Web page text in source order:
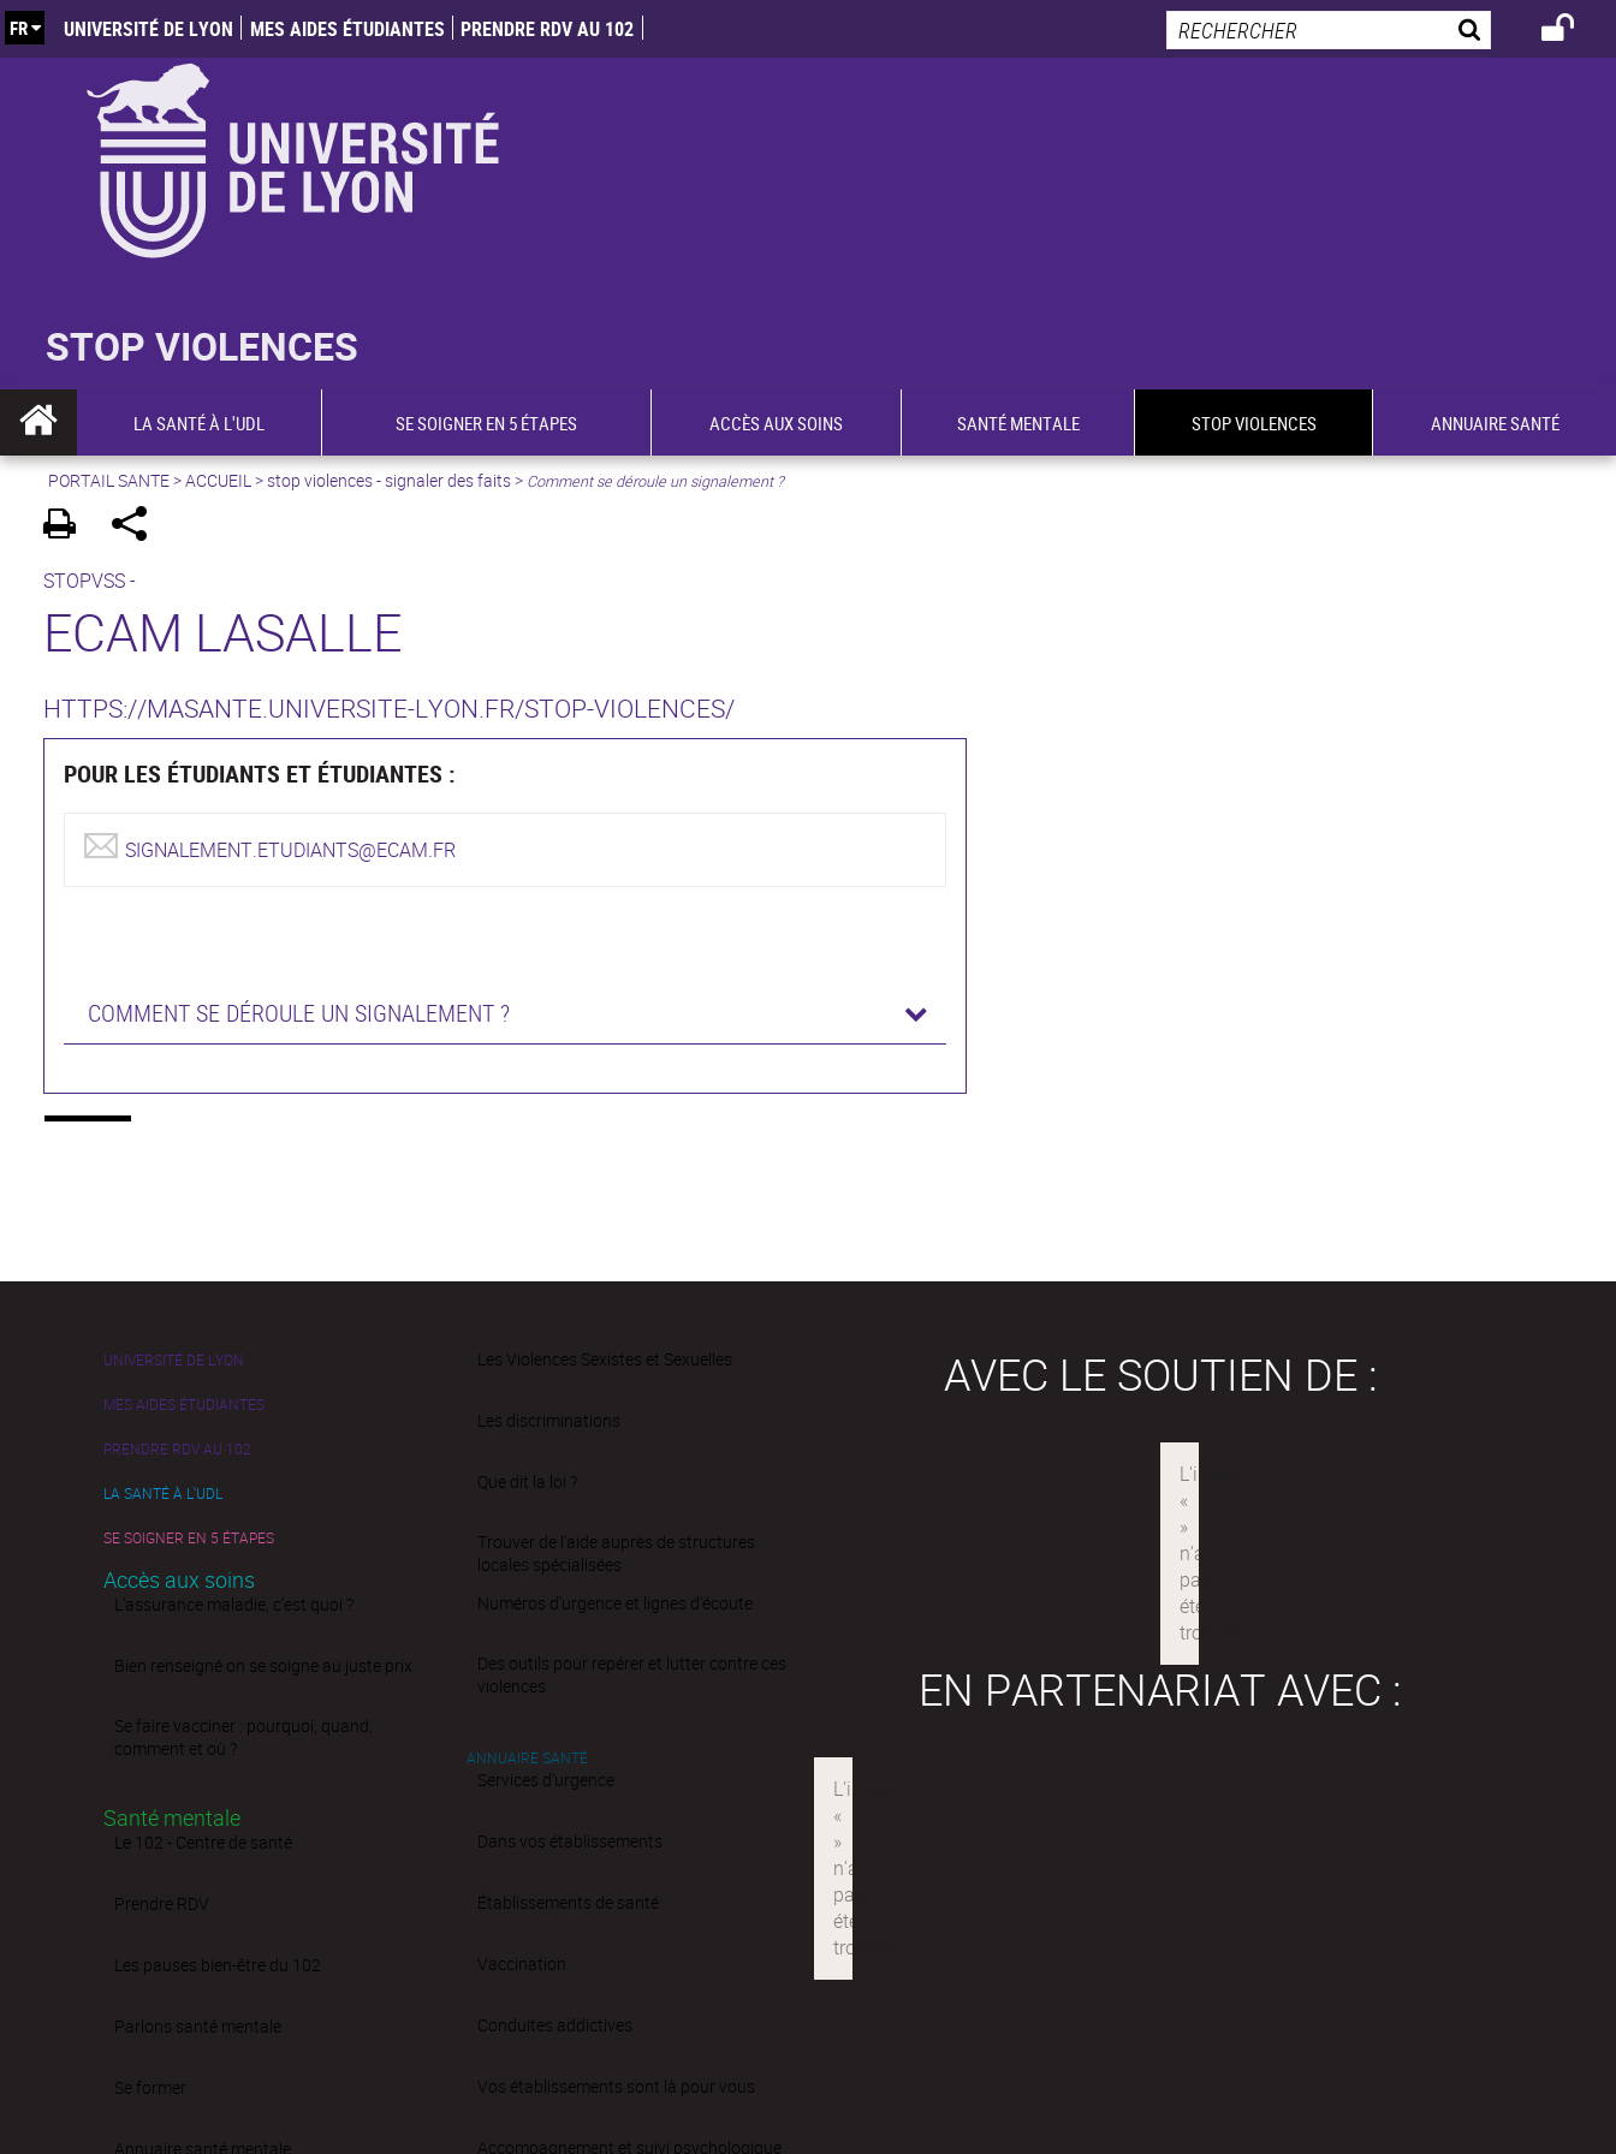
STOP VIOLENCES
UNIVERSITÉ DE LYON MES AIDES ÉTUDIANTES PRENDRE RDV AU 102
FR
LA SANTÉ À L'UDL SE SOIGNER EN 5 ÉTAPES ACCÈS AUX SOINS SANTÉ MENTALE STOP VIOLENCES ANNUAIRE SANTÉ
PORTAIL SANTE>ACCUEIL>stop violences - signaler des faits> Comment se déroule un signalement ?
STOPVSS -
ECAM LASALLE
HTTPS://MASANTE.UNIVERSITE-LYON.FR/STOP-VIOLENCES/
POUR LES ÉTUDIANTS ET ÉTUDIANTES :
SIGNALEMENT.ETUDIANTS@ECAM.FR
COMMENT SE DÉROULE UN SIGNALEMENT ?
UNIVERSITÉ DE LYON
MES AIDES ÉTUDIANTES
PRENDRE RDV AU 102
LA SANTÉ À L'UDL
SE SOIGNER EN 5 ÉTAPES
Accès aux soins
L’assurance maladie, c’est quoi ?
Bien renseigné on se soigne au juste prix
Se faire vacciner : pourquoi, quand,
comment et où ?
Santé mentale
Le 102 - Centre de santé
Prendre RDV
Les pauses bien-être du 102
Parlons santé mentale
Se former
Annuaire santé mentale
Les Violences Sexistes et Sexuelles
Les discriminations
Que dit la loi ?
Trouver de l'aide auprès de structures
locales spécialisées
Numéros d'urgence et lignes d'écoute
Des outils pour repérer et lutter contre ces
violences
ANNUAIRE SANTÉ
Services d'urgence
Dans vos établissements
Établissements de santé
Vaccination
Conduites addictives
Vos établissements sont là pour vous
Accompagnement et suivi psychologique
AVEC LE SOUTIEN DE :
EN PARTENARIAT AVEC :